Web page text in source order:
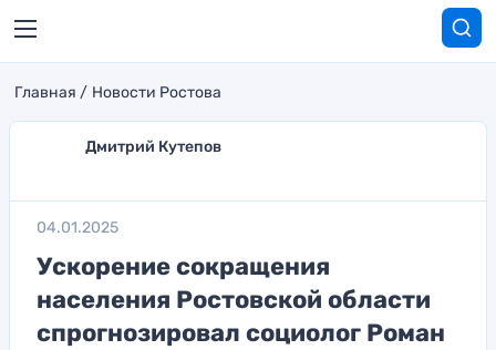
Главная Новости Ростова
Дмитрий Кутепов
04.01.2025
Ускорение сокращения
населения Ростовской области
спрогнозировал социолог Роман